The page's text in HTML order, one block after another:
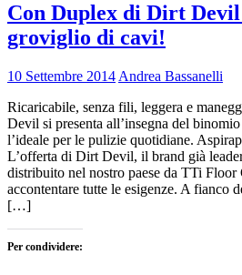
Con Duplex di Dirt
groviglio di cavi!
10 Settembre 2014 Andrea Bassanelli
Ricaricabile, senza fili, leggera e
Devil si presenta all’insegna del
l’ideale per le pulizie quotidiane.
L’offerta di Dirt Devil, il brand già
distribuito nel nostro paese da TTi Floor
accontentare tutte le esigenze. A fianco
[…]
Per condividere: